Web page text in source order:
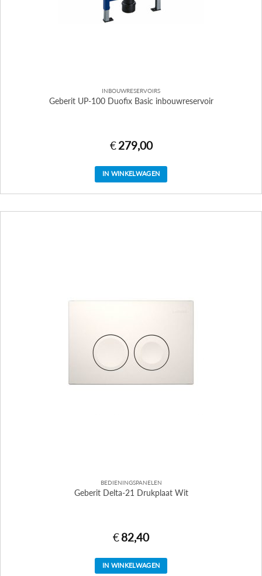
INBOUWRESERVOIRS
Geberit UP-100 Duofix Basic inbouwreservoir
€279,00
IN WINKELWAGEN
BEDIENINGSPANELEN
Geberit Delta-21 Drukplaat Wit
€82,40
IN WINKELWAGEN